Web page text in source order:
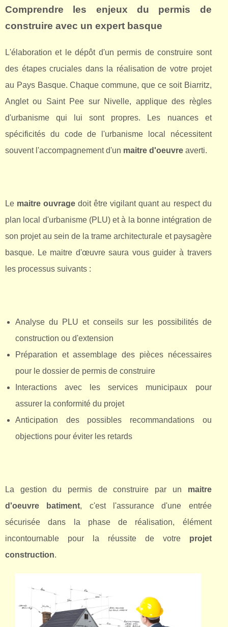
Comprendre les enjeux du permis de
construire avec un expert basque
L'élaboration et le dépôt d'un permis de construire sont
des étapes cruciales dans la réalisation de votre projet
au Pays Basque. Chaque commune, que ce soit Biarritz,
Anglet ou Saint Pee sur Nivelle, applique des règles
d'urbanisme qui lui sont propres. Les nuances et
spécificités du code de l'urbanisme local nécessitent
souvent l'accompagnement d'un maitre d'oeuvre averti.
Le maitre ouvrage doit être vigilant quant au respect du
plan local d'urbanisme (PLU) et à la bonne intégration de
son projet au sein de la trame architecturale et paysagère
basque. Le maitre d'œuvre saura vous guider à travers
les processus suivants :
Analyse du PLU et conseils sur les possibilités de
construction ou d'extension
Préparation et assemblage des pièces nécessaires
pour le dossier de permis de construire
Interactions avec les services municipaux pour
assurer la conformité du projet
Anticipation des possibles recommandations ou
objections pour éviter les retards
La gestion du permis de construire par un maitre
d'oeuvre batiment, c'est l'assurance d'une entrée
sécurisée dans la phase de réalisation, élément
incontournable pour la réussite de votre projet
construction.